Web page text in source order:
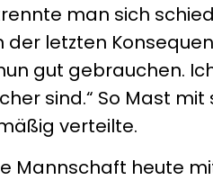
man sich
letzten
gut gebrauchen.
sind.“ So Mast
verteilte.
Mannschaft heute